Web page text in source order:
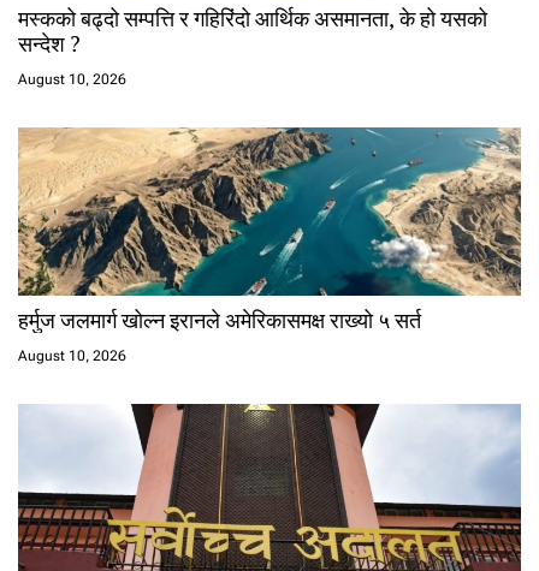
मस्कको बढ्दो सम्पत्ति र गहिरिंदो आर्थिक असमानता, के हो यसको
सन्देश ?
August 10, 2026
हर्मुज जलमार्ग खोल्न इरानले अमेरिकासमक्ष राख्यो ५ सर्त
August 10, 2026